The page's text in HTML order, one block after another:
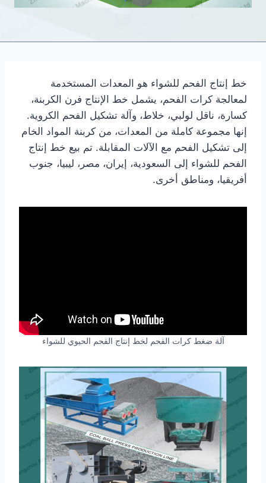
خط إنتاج الفحم للشواء هو المعدات المستخدمة
لمعالجة كرات الفحم، يشمل خط الإنتاج فرن الكربنة،
كسارة، ناقل لولبي، خلاط، وآلة تشكيل الفحم الكروية.
إنها مجموعة كاملة من المعدات، من كربنة المواد الخام
إلى تشكيل الفحم مع الآلات المقابلة. تم بيع خط إنتاج
الفحم للشواء إلى السعودية، إيران، مصر، ليبيا، جنوب
أفريقيا، ومناطق أخرى.
آلة ضغط كرات الفحم لخط إنتاج الفحم الحيوي للشواء